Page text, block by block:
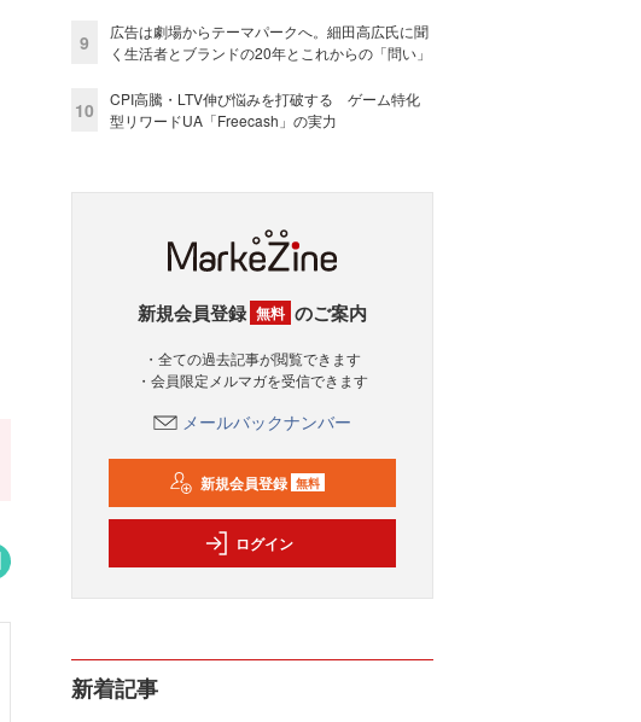
9
広告は劇場からテーマパークへ。細田高広氏に聞
く生活者とブランドの20年とこれからの「問い」
10
CPI高騰・LTV伸び悩みを打破する ゲーム特化
型リワードUA「Freecash」の実力
新規会員登録 無料 のご案内
・全ての過去記事が閲覧できます
・会員限定メルマガを受信できます
メールバックナンバー
新規会員登録 無料
ログイン
新着記事